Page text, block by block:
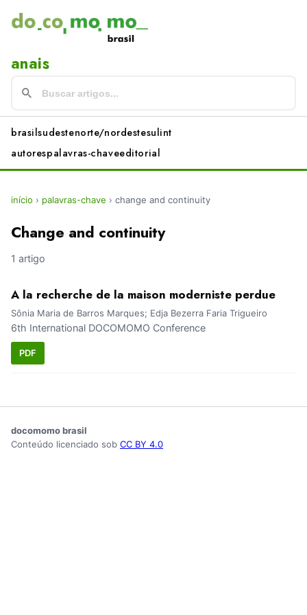
anais
brasilsudestenorte/nordestesulint
autorespalavras-chaveeditorial
início › palavras-chave › change and continuity
Change and continuity
1 artigo
A la recherche de la maison moderniste perdue
Sônia Maria de Barros Marques; Edja Bezerra Faria Trigueiro
6th International DOCOMOMO Conference
PDF
docomomo brasil
Conteúdo licenciado sob CC BY 4.0